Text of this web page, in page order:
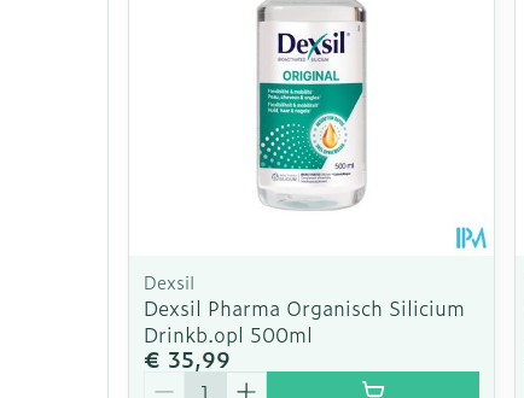
Dexsil
Dexsil Pharma Organisch Silicium
Drinkb.opl 500ml
€ 35,99
Aantal